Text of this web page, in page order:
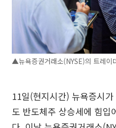
▲뉴욕증권거래소(NYSE)의 트레이
11일(현지시간) 뉴욕증시
도 반도체주 상승세에 힘입